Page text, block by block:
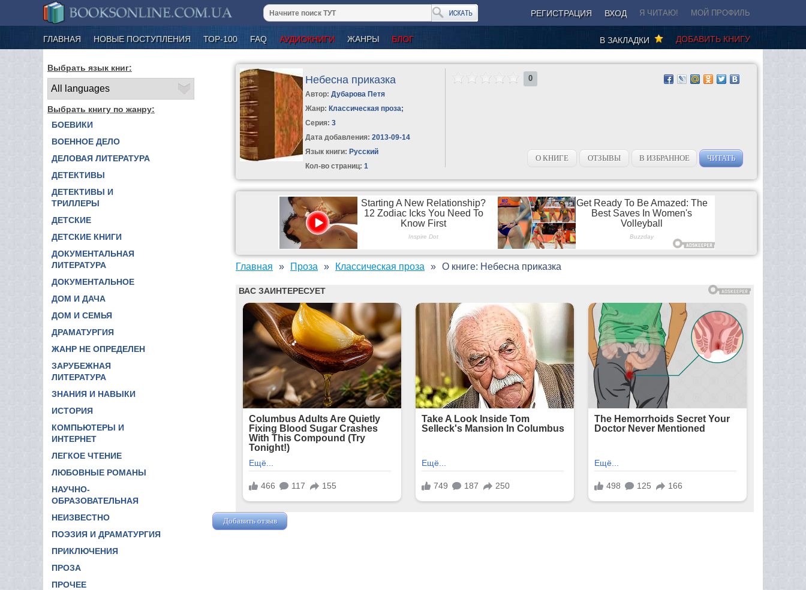
РЕГИСТРАЦИЯ ВХОД Я ЧИТАЮ! МОЙ ПРОФИЛЬ
ГЛАВНАЯ НОВЫЕ ПОСТУПЛЕНИЯ ТОР-100 FAQ АУДИОКНИГИ ЖАНРЫ БЛОГ ДОБАВИТЬ КНИГУ
В ЗАКЛАДКИ
Выбрать язык книг:
Выбрать книгу по жанру:
БОЕВИКИ
ВОЕННОЕ ДЕЛО
ДЕЛОВАЯ ЛИТЕРАТУРА
ДЕТЕКТИВЫ
ДЕТЕКТИВЫ И
ТРИЛЛЕРЫ
ДЕТСКИЕ
ДЕТСКИЕ КНИГИ
ДОКУМЕНТАЛЬНАЯ
ЛИТЕРАТУРА
ДОКУМЕНТАЛЬНОЕ
ДОМ И ДАЧА
ДОМ И СЕМЬЯ
ДРАМАТУРГИЯ
ЖАНР НЕ ОПРЕДЕЛЕН
ЗАРУБЕЖНАЯ
ЛИТЕРАТУРА
ЗНАНИЯ И НАВЫКИ
ИСТОРИЯ
КОМПЬЮТЕРЫ И
ИНТЕРНЕТ
ЛЕГКОЕ ЧТЕНИЕ
ЛЮБОВНЫЕ РОМАНЫ
НАУЧНО-
ОБРАЗОВАТЕЛЬНАЯ
НЕИЗВЕСТНО
ПОЭЗИЯ И ДРАМАТУРГИЯ
ПРИКЛЮЧЕНИЯ
ПРОЗА
ПРОЧЕЕ
Небесна приказка
Автор:Дубарова Петя
Жанр: Классическая проза;
Серия:3
Дата добавления: 2013-09-14
Язык книги: Русский
Кол-во страниц: 1
0
О КНИГЕ ОТЗЫВЫ В ИЗБРАННОЕ ЧИТАТЬ
Главная Проза Классическая проза О книге: Небесна приказка
Добавить отзыв